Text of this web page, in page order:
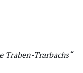
Traben-Trarbachs“